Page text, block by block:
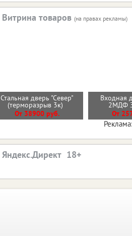
Витрина товаров (на правах рекламы)
Стальная дверь "Север"
(терморазрыв 3к)
От 38900 руб.
Входная
2МДФ
От
Яндекс.Директ